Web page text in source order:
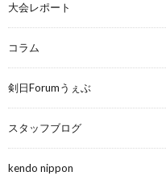
大会レポート
コラム
剣日Forumうぇぶ
スタッフブログ
kendo nippon